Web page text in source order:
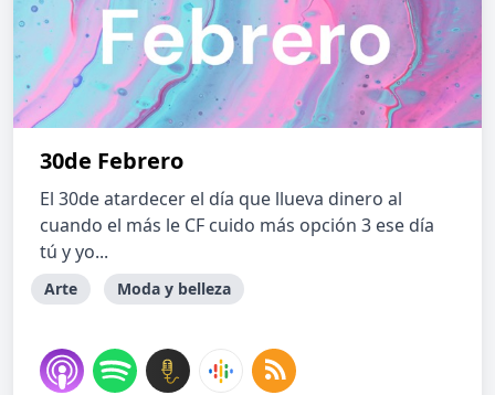
30de Febrero
El 30de atardecer el día que llueva dinero al
cuando el más le CF cuido más opción 3 ese día
tú y yo...
Arte Moda y belleza